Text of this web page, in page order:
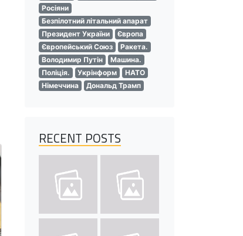
Росіяни
Безпілотний літальний апарат
Президент України
Європа
Європейський Союз
Ракета.
Володимир Путін
Машина.
Поліція.
Укрінформ
НАТО
Німеччина
Дональд Трамп
RECENT POSTS